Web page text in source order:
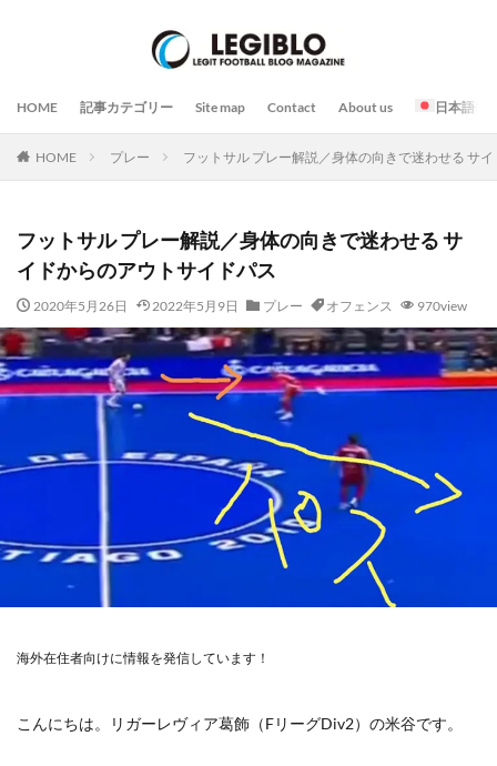
HOME 記事カテゴリー Site map Contact About us 日本語
HOME プレー フットサル プレー解説／身体の向きで迷わせる サ
フットサル プレー解説／身体の向きで迷わせる サ
イドからのアウトサイドパス
2020年5月26日 2022年5月9日 プレー オフェンス 970view
海外在住者向けに情報を発信しています！
こんにちは。リガーレヴィア葛飾（FリーグDiv2）の米谷です。